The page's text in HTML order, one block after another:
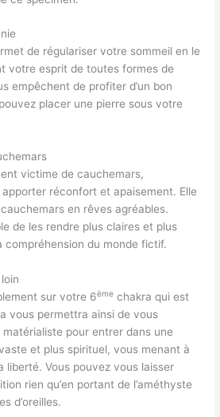
de régulariser votre sommeil en le
votre esprit de toutes formes de
empêchent de profiter d’un bon
placer une pierre sous votre
victime de cauchemars,
apporter réconfort et apaisement. Elle
en rêves agréables.
de les rendre plus claires et plus
compréhension du monde fictif.
sur votre 6ème chakra qui est
vous permettra ainsi de vous
pour entrer dans une
et plus spirituel, vous menant à
liberté. Vous pouvez vous laisser
rien qu’en portant de l’améthyste
d’oreilles.